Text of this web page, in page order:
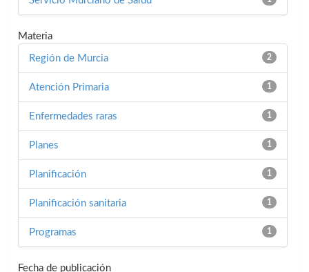
Materia
2
Región de Murcia
1
Atención Primaria
1
Enfermedades raras
1
Planes
1
Planificación
1
Planificación sanitaria
1
Programas
Fecha de publicación